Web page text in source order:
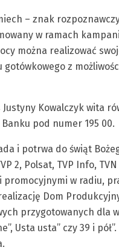
– znak
w ramach
można realizować
z
Kowalczyk wita
pod numer 195 00.
i potrwa do świąt
2, Polsat, TVP Info,
w radiu,
Dom
przygotowanych dla
Usta usta” czy 39 i